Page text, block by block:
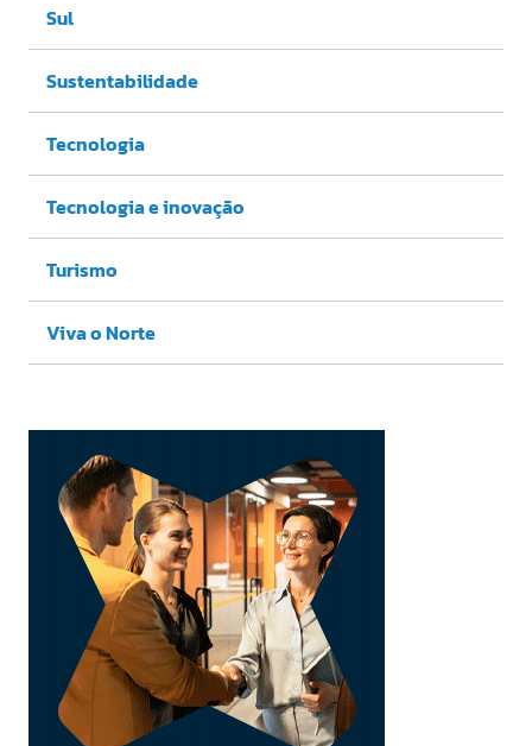
Sul
Sustentabilidade
Tecnologia
Tecnologia e inovação
Turismo
Viva o Norte